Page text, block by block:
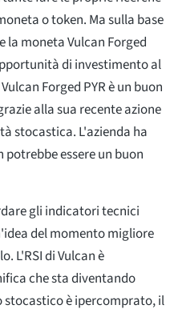
o token. Ma sulla base
la moneta Vulcan Forged
di investimento al
Forged PYR è un buon
alla sua recente azione
stocastica. L'azienda ha
essere un buon
gli indicatori tecnici
del momento migliore
L'RSI di Vulcan è
che sta diventando
è ipercomprato, il